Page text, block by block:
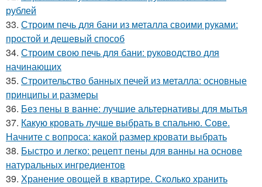
рублей
33. Строим печь для бани из металла своими руками:
простой и дешевый способ
34. Строим свою печь для бани: руководство для
начинающих
35. Строительство банных печей из металла: основные
принципы и размеры
36. Без пены в ванне: лучшие альтернативы для мытья
37. Какую кровать лучше выбрать в спальню. Сове.
Начните с вопроса: какой размер кровати выбрать
38. Быстро и легко: рецепт пены для ванны на основе
натуральных ингредиентов
39. Хранение овощей в квартире. Сколько хранить